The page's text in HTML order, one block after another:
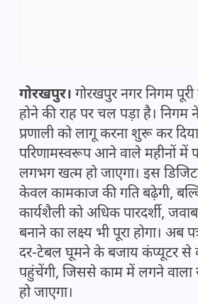
गोरखपुर। गोरखपुर नगर निगम
होने की राह पर चल पड़ा है।
प्रणाली को लागू करना शुरू कर
परिणामस्वरूप आने वाले महीनों में
लगभग खत्म हो जाएगा। इस
केवल कामकाज की गति बढ़ेगी,
कार्यशैली को अधिक पारदर्शी,
बनाने का लक्ष्य भी पूरा होगा। अब
दर-टेबल घूमने के बजाय कंप्यूटर से
पहुंचेंगी, जिससे काम में लगने
हो जाएगा।